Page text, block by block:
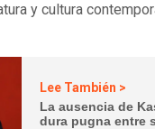
y cultura
Lee También >
La ausencia de
dura pugna entre